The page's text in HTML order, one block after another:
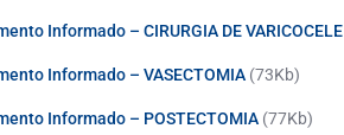
Informado – CIRURGIA DE VARICOCELE
Informado – VASECTOMIA (73Kb)
Informado – POSTECTOMIA (77Kb)